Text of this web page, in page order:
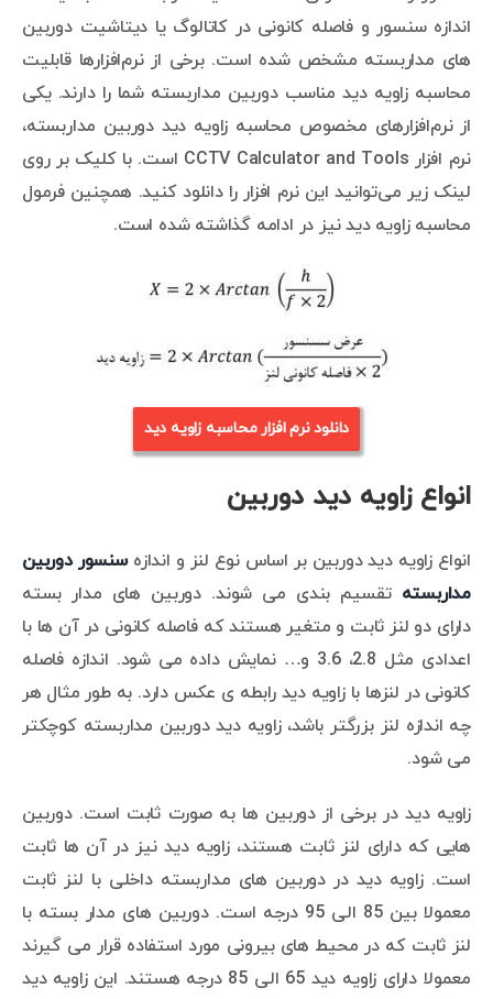
اندازه سنسور و فاصله کانونی در کاتالوگ یا دیتاشیت دوربین
های مداربسته مشخص شده است. برخی از نرم‌افزارها قابلیت
محاسبه زاویه دید مناسب دوربین مداربسته شما را دارند. یکی
از نرم‌افزارهای مخصوص محاسبه زاویه دید دوربین مداربسته،
نرم افزار CCTV Calculator and Tools است. با کلیک بر روی
لینک زیر می‌توانید این نرم افزار را دانلود کنید. همچنین فرمول
محاسبه زاویه دید نیز در ادامه گذاشته شده است.
دانلود نرم افزار محاسبه زاویه دید
انواع زاویه دید دوربین
انواع زاویه دید دوربین بر اساس نوع لنز و اندازهسنسور دوربین
مداربسته تقسیم بندی می شوند. دوربین های مدار بسته
دارای دو لنز ثابت و متغیر هستند که فاصله کانونی در آن ها با
اعدادی مثل 2.8، 3.6 و… نمایش داده می شود. اندازه فاصله
کانونی در لنزها با زاویه دید رابطه ی عکس دارد. به طور مثال هر
چه اندازه لنز بزرگتر باشد، زاویه دید دوربین مداربسته کوچکتر
می شود.
زاویه دید در برخی از دوربین ها به صورت ثابت است. دوربین
هایی که دارای لنز ثابت هستند، زاویه دید نیز در آن ها ثابت
است. زاویه دید در دوربین های مداربسته داخلی با لنز ثابت
معمولا بین 85 الی 95 درجه است. دوربین های مدار بسته با
لنز ثابت که در محیط های بیرونی مورد استفاده قرار می گیرند
معمولا دارای زاویه دید 65 الی 85 درجه هستند. این زاویه دید